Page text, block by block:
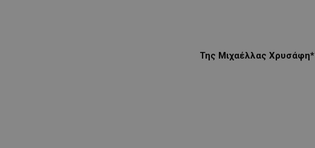
Της Μιχαέλλας Χρυσάφη*